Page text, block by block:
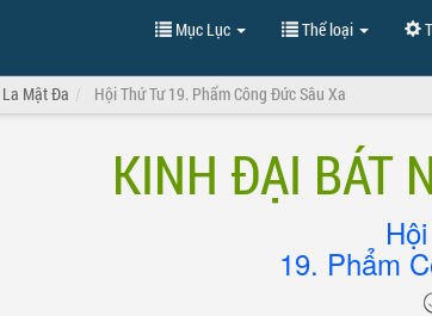
Mục Lục Thể loại
Mật Đa Hội Thứ Tư 19. Phẩm Công Đức Sâu Xa
KINH ĐẠI BÁT
19. Phẩm